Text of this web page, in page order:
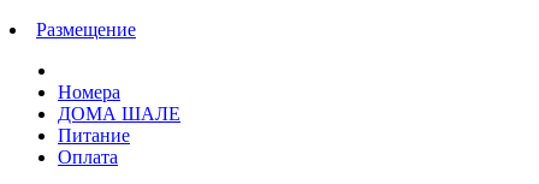
Размещение
Номера
ДОМА ШАЛЕ
Питание
Оплата